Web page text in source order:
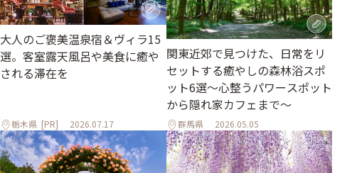
大人のご褒美温泉宿＆ヴィラ15
選。客室露天風呂や美食に癒や
される滞在を
栃木県 [PR] 2026.07.17
関東近郊で見つけた、日常をリ
セットする癒やしの森林浴スポ
ット6選～心整うパワースポット
から隠れ家カフェまで～
群馬県 2026.05.05